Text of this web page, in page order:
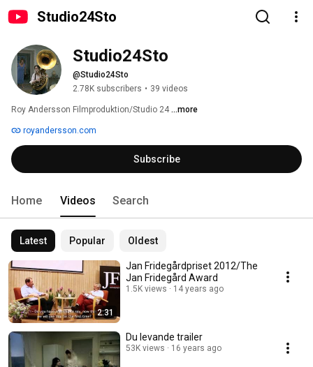
Studio24Sto
Studio24Sto
@Studio24Sto
2.78K subscribers • 39 videos
Roy Andersson Filmproduktion/Studio 24 ...more
royandersson.com
Subscribe
Home Videos Search
Latest Popular Oldest
2:31
Jan Fridegårdpriset 2012/The
Jan Fridegård Award
1.5K views 14 years ago
Du levande trailer
53K views 16 years ago